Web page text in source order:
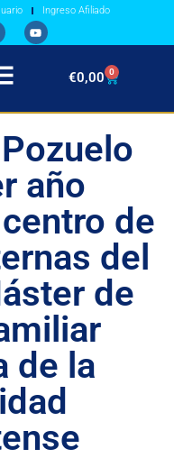
Ingreso Afiliado
€0,00 0
año
de
del
de
de la